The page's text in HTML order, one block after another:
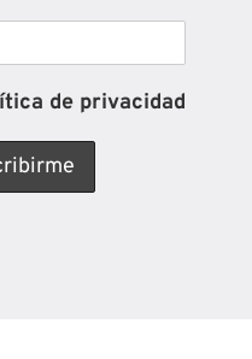
de privacidad